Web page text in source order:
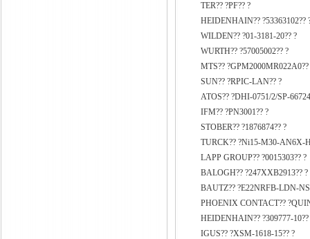
TER?? ?PF?? ?
HEIDENHAIN?? ?53363102??
WILDEN?? ?01-3181-20?? ?
WURTH?? ?57005002?? ?
MTS?? ?GPM2000MR022A0??
SUN?? ?RPIC-LAN?? ?
ATOS?? ?DHI-0751/2/SP-
IFM?? ?PN3001?? ?
STOBER?? ?1876874?? ?
TURCK?? ?Ni15-M30-AN6X-
LAPP GROUP?? ?0015303?? ?
BALOGH?? ?247XXB2913?? ?
BAUTZ?? ?E22NRFB-LDN-
PHOENIX CONTACT??
HEIDENHAIN?? ?309777-10??
IGUS?? ?XSM-1618-15?? ?